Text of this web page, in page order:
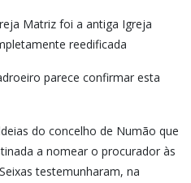
Matriz foi a antiga Igreja
reedificada
parece confirmar esta
do concelho de Numão que
a nomear o procurador às
testemunharam, na